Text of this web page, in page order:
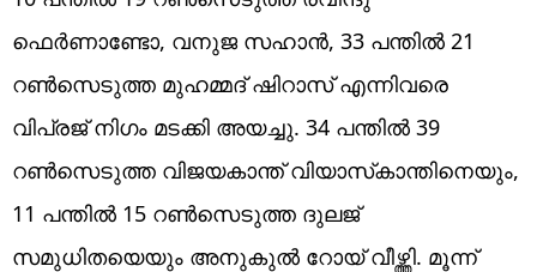
ഫെര്‍ണാണ്ടോ, വനുജ സഹാന്‍, 33 പന്തില്‍ 21
റണ്‍സെടുത്ത മുഹമ്മദ് ഷിറാസ് എന്നിവരെ
വിപ്രജ് നിഗം മടക്കി അയച്ചു. 34 പന്തില്‍ 39
റണ്‍സെടുത്ത വിജയകാന്ത് വിയാസ്‌കാന്തിനെയും,
11 പന്തില്‍ 15 റണ്‍സെടുത്ത ദുലജ്
സമുധിതയെയും അനുകുല്‍ റോയ് വീഴ്ത്തി. മൂന്ന്